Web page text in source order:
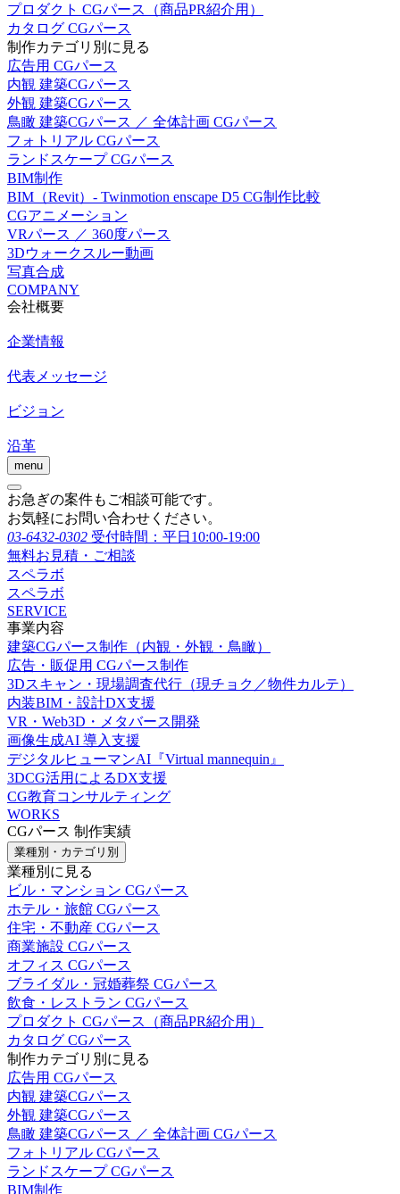
プロダクト CGパース（商品PR紹介用）
カタログ CGパース
制作カテゴリ別に見る
広告用 CGパース
内観 建築CGパース
外観 建築CGパース
鳥瞰 建築CGパース ／ 全体計画 CGパース
フォトリアル CGパース
ランドスケープ CGパース
BIM制作
BIM（Revit）- Twinmotion enscape D5 CG制作比較
CGアニメーション
VRパース ／ 360度パース
3Dウォークスルー動画
写真合成
COMPANY
会社概要
企業情報
代表メッセージ
ビジョン
沿革
menu
お急ぎの案件もご相談可能です。
お気軽にお問い合わせください。
03-6432-0302 受付時間：平日10:00-19:00
無料お見積・ご相談
スペラボ
スペラボ
SERVICE
事業内容
建築CGパース制作（内観・外観・鳥瞰）
広告・販促用 CGパース制作
3Dスキャン・現場調査代行（現チョク／物件カルテ）
内装BIM・設計DX支援
VR・Web3D・メタバース開発
画像生成AI 導入支援
デジタルヒューマンAI『Virtual mannequin』
3DCG活用によるDX支援
CG教育コンサルティング
WORKS
CGパース 制作実績
業種別・カテゴリ別
業種別に見る
ビル・マンション CGパース
ホテル・旅館 CGパース
住宅・不動産 CGパース
商業施設 CGパース
オフィス CGパース
ブライダル・冠婚葬祭 CGパース
飲食・レストラン CGパース
プロダクト CGパース（商品PR紹介用）
カタログ CGパース
制作カテゴリ別に見る
広告用 CGパース
内観 建築CGパース
外観 建築CGパース
鳥瞰 建築CGパース ／ 全体計画 CGパース
フォトリアル CGパース
ランドスケープ CGパース
BIM制作